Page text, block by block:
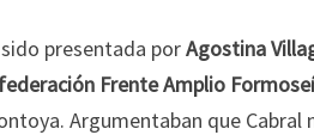
presentada porAgostina
Frente Amplio
Argumentaban que Cabral